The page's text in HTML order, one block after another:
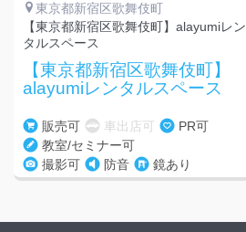
東京都新宿区歌舞伎町
【東京都新宿区歌舞伎町】alayumiレン
タルスペース
【東京都新宿区歌舞伎町】
alayumiレンタルスペース
販売可 車出店可
PR可
教室/セミナー可
撮影可
防音 鏡あり